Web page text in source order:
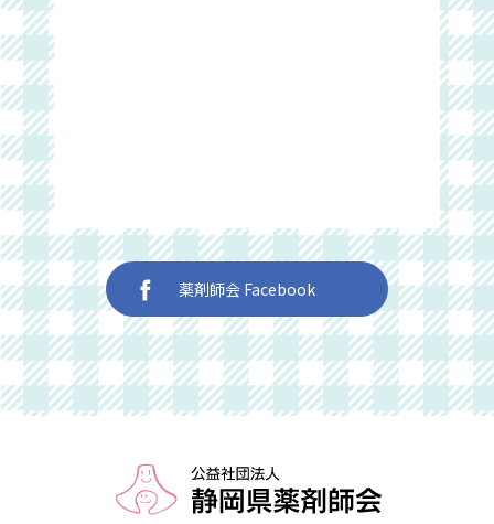
薬剤師会 Facebook